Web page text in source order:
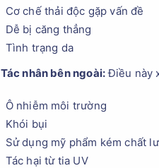
Cơ chế thải độc gặp vấn đề
Dễ bị căng thẳng
Tình trạng da
Tác nhân bên ngoài:Điều này
Ô nhiễm môi trường
Khói bụi
Sử dụng mỹ phẩm kém chất
Tác hại từ tia UV